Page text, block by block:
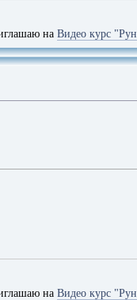
наВидео курс "Руны
наВидео курс "Руны